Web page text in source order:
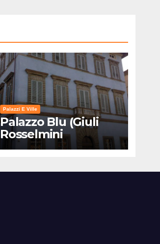
Palazzi E Ville
Palazzo Blu (Giuli
Rosselmini
Gualandi) – Pisa:
Visita